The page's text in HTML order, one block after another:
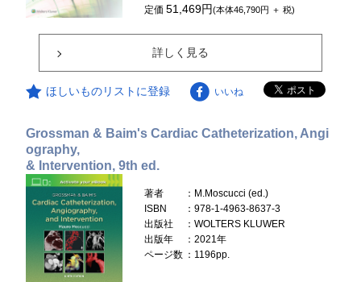
定価51,469円(本体46,790円 ＋ 税)
詳しく見る
ほしいものリストに登録 いいね
Grossman & Baim's Cardiac Catheterization, Angi
ography,
& Intervention, 9th ed.
著者
：M.Moscucci (ed.)
ISBN
：978-1-4963-8637-3
出版社
：WOLTERS KLUWER
出版年
：2021年
ページ数 ：1196pp.